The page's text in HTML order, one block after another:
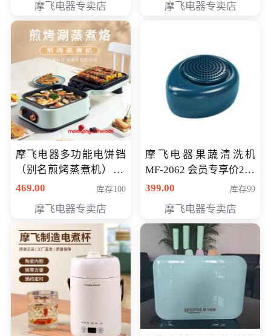
摩飞电器专卖店 摩飞电器专卖店
摩飞电器多功能电饼铛
（别名煎烤蒸煮机） 型
号MF-8888B 会员专享
469.00 库存100
摩飞电器专卖店
摩飞电器果蔬清洗机
MF-2062 会员专享价268
元
399.00 库存99
摩飞电器专卖店